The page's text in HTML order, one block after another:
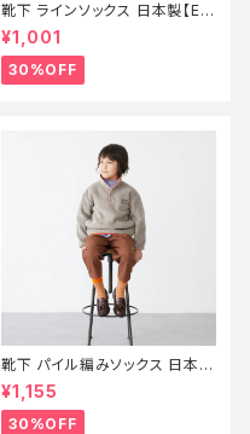
靴下 ラインソックス 日本製【EE
H】イーストエンドハイランダー
ズ
¥1,001
30%OFF
靴下 パイル編みソックス 日本製
【EEH】 AW
¥1,155
30%OFF